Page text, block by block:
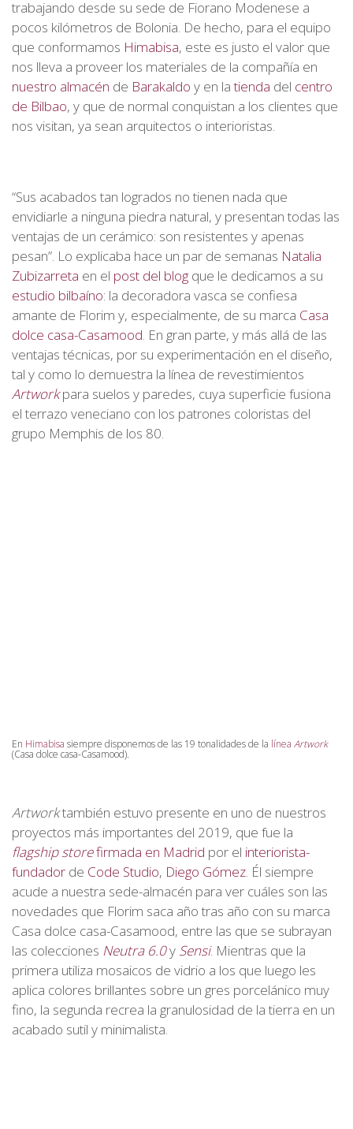
trabajando desde su sede de Fiorano Modenese a
pocos kilómetros de Bolonia. De hecho, para el equipo
que conformamos Himabisa, este es justo el valor que
nos lleva a proveer los materiales de la compañía en
nuestro almacén de Barakaldo y en latienda del centro
de Bilbao, y que de normal conquistan a los clientes que
nos visitan, ya sean arquitectos o interioristas.
“Sus acabados tan logrados no tienen nada que
envidiarle a ninguna piedra natural, y presentan todas las
ventajas de un cerámico: son resistentes y apenas
pesan”. Lo explicaba hace un par de semanas Natalia
Zubizarreta en el post del blog que le dedicamos a su
estudio bilbaíno: la decoradora vasca se confiesa
amante de Florim y, especialmente, de su marca Casa
dolce casa-Casamood. En gran parte, y más allá de las
ventajas técnicas, por su experimentación en el diseño,
tal y como lo demuestra la línea de revestimientos
Artworkpara suelos y paredes, cuya superficie fusiona
el terrazo veneciano con los patrones coloristas del
grupo Memphis de los 80.
En Himabisa siempre disponemos de las 19 tonalidades de la línea Artwork
(Casa dolce casa-Casamood).
Artworktambién estuvo presente en uno de nuestros
proyectos más importantes del 2019, que fue la
flagship storefirmada en Madrid por el interiorista-
fundador de Code Studio, Diego Gómez. Él siempre
acude a nuestra sede-almacén para ver cuáles son las
novedades que Florim saca año tras año con su marca
Casa dolce casa-Casamood, entre las que se subrayan
las colecciones Neutra 6.0y Sensi. Mientras que la
primera utiliza mosaicos de vidrio a los que luego les
aplica colores brillantes sobre un gres porcelánico muy
fino, la segunda recrea la granulosidad de la tierra en un
acabado sutil y minimalista.